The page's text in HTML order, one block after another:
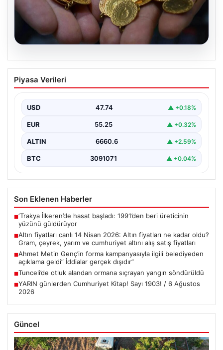
07.08.2026
Altın fiyatları canlı 14 Nisan 2026: Altın
fiyatları ne kadar oldu? Gram, çeyrek,
fiyatları
{"title": "14 Nisan 2026 Güncel Altın Fiyatları: Gram,
Çeyrek, Yarım ve Cumhuriyet Altını Satış…
Piyasa Verileri
USD 47.74 ▲ +0.18%
EUR 55.25 ▲ +0.32%
ALTIN 6660.6 ▲ +2.59%
BTC 3091071 ▲ +0.04%
Son Eklenen Haberler
■‘Trakya İlkeren’de hasat başladı: 1991’den beri üreticinin
yüzünü güldürüyor
■Altın fiyatları canlı 14 Nisan 2026: Altın fiyatları ne kadar oldu?
Gram, çeyrek, yarım ve cumhuriyet altını alış satış fiyatları
■Ahmet Metin Genç’in forma kampanyasıyla ilgili belediyeden
açıklama geldi” İddialar gerçek dışıdır”
■Tunceli’de otluk alandan ormana sıçrayan yangın söndürüldü
■YARIN günlerden Cumhuriyet Kitap! Sayı 1903! / 6 Ağustos
2026
Güncel